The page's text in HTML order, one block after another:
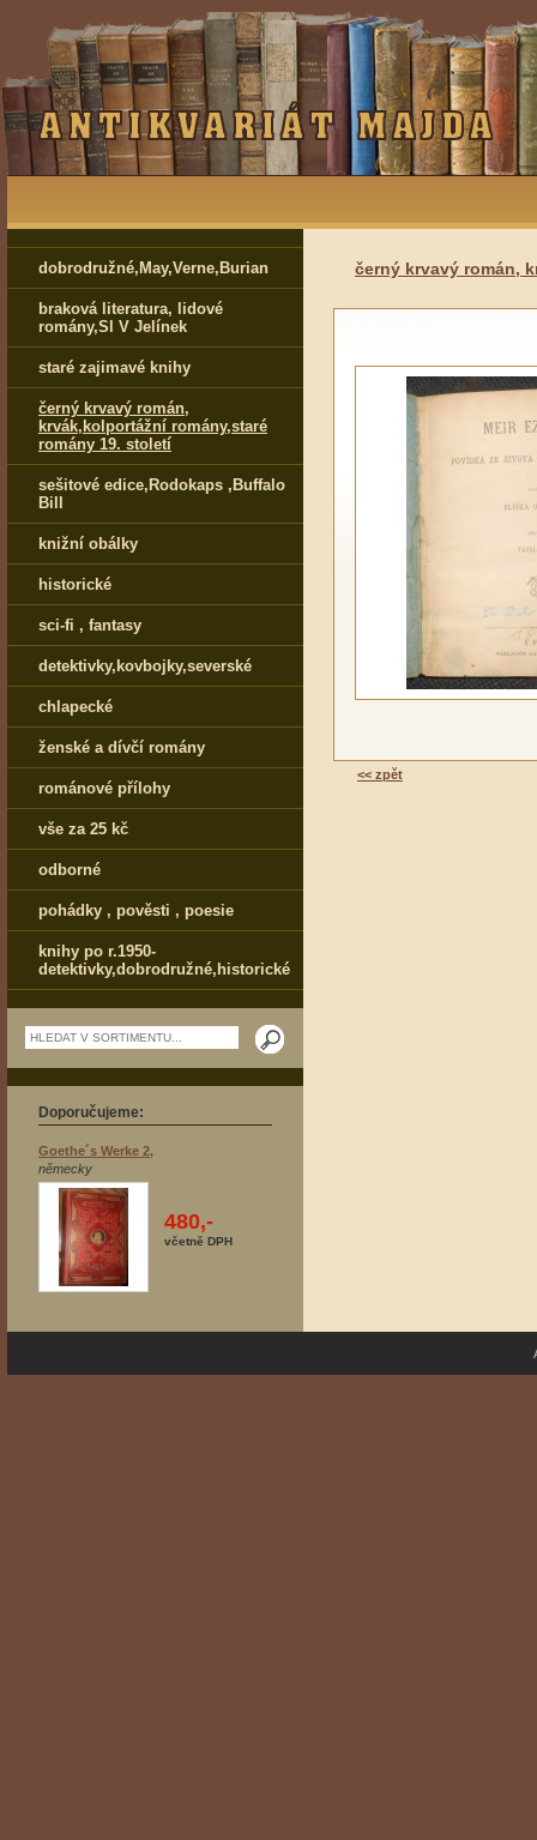
dobrodružné,May,Verne,Burian
braková literatura, lidové
romány,Sl V Jelínek
staré zajimavé knihy
černý krvavý román,
krvák,kolportážní romány,staré
romány 19. století
sešitové edice,Rodokaps ,Buffalo
Bill
knižní obálky
historické
sci-fi , fantasy
detektivky,kovbojky,severské
chlapecké
ženské a dívčí romány
románové přílohy
vše za 25 kč
odborné
pohádky , pověsti , poesie
knihy po r.1950-
detektivky,dobrodružné,historické
Doporučujeme:
Goethe´s Werke 2,
německy
480,-
včetně DPH
černý krvavý román,
<< zpět